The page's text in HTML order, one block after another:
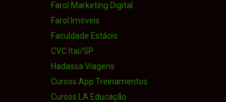
Farol Marketing Digital
Farol Imóveis
Faculdade Estácio
CVC Itaí/SP
Hadassa Viagens
Cursos App Treinamentos
Cursos LA Educação